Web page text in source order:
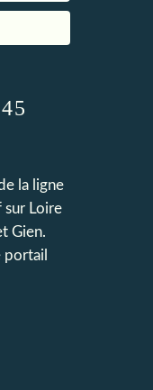
la ligne
sur Loire
Gien.
portail